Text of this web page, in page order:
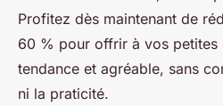
Profitez dès maintenant de
60 % pour offrir à vos petites
tendance et agréable, sans
ni la praticité.